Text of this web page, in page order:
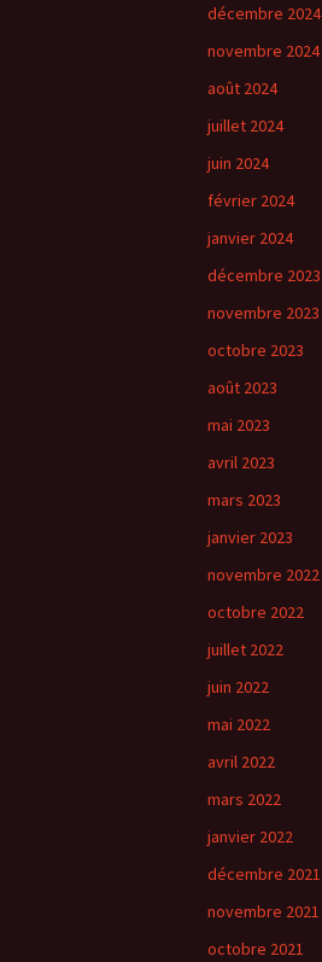
décembre 2024
novembre 2024
août 2024
juillet 2024
juin 2024
février 2024
janvier 2024
décembre 2023
novembre 2023
octobre 2023
août 2023
mai 2023
avril 2023
mars 2023
janvier 2023
novembre 2022
octobre 2022
juillet 2022
juin 2022
mai 2022
avril 2022
mars 2022
janvier 2022
décembre 2021
novembre 2021
octobre 2021